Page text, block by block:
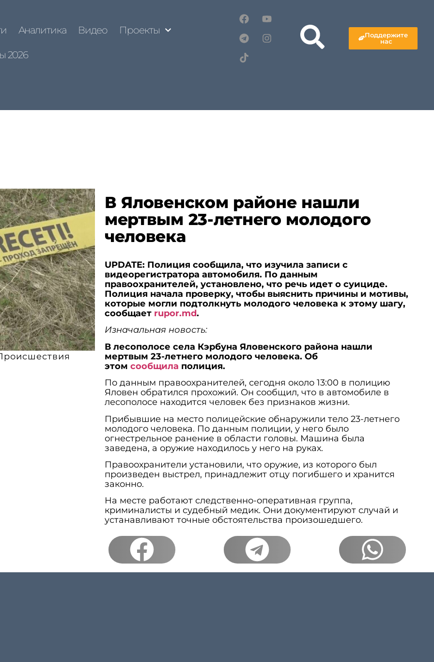
Аналитика Видео Проекты
2026
Поддержите
нас
В Яловенском районе нашли
мертвым 23-летнего молодого
человека
UPDATE: Полиция сообщила, что изучила записи с
видеорегистратора автомобиля. По данным
правоохранителей, установлено, что речь идет о суициде.
Полиция начала проверку, чтобы выяснить причины и мотивы,
которые могли подтолкнуть молодого человека к этому шагу,
сообщает rupor.md.
Изначальная новость:
В лесополосе села Кэрбуна Яловенского района нашли
мертвым 23-летнего молодого человека. Об
этом сообщила полиция.
По данным правоохранителей, сегодня около 13:00 в полицию
Яловен обратился прохожий. Он сообщил, что в автомобиле в
лесополосе находится человек без признаков жизни.
Прибывшие на место полицейские обнаружили тело 23-летнего
молодого человека. По данным полиции, у него было
огнестрельное ранение в области головы. Машина была
заведена, а оружие находилось у него на руках.
Правоохранители установили, что оружие, из которого был
произведен выстрел, принадлежит отцу погибшего и хранится
законно.
На месте работают следственно-оперативная группа,
криминалисты и судебный медик. Они документируют случай и
устанавливают точные обстоятельства произошедшего.